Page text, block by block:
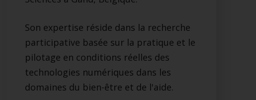
Son expertise réside dans la recherche
participative basée sur la pratique et le
pilotage en conditions réelles des
technologies numériques dans les
domaines du bien-être et de l'aide.